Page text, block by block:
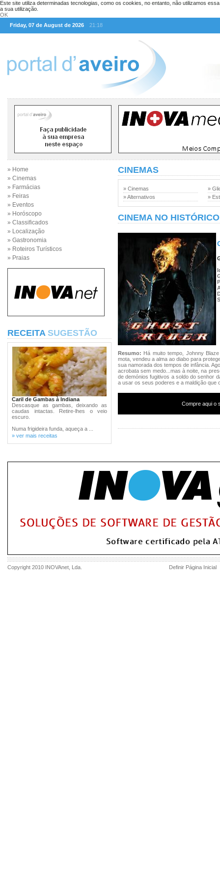
Este site utiliza determinadas tecnologias, como os cookies, no entanto, não utilizamos
a sua utilização.
OK
Friday, 07 de August de 2026
21:18
» Home
» Cinemas
» Farmácias
» Feiras
» Eventos
» Horóscopo
» Classificados
» Localização
» Gastronomia
» Roteiros Turísticos
» Praias
RECEITA SUGESTÃO
Caril de Gambas à Indiana
Descasque as gambas, deixando as
caudas intactas. Retire-lhes o veio
escuro.
Numa frigideira funda, aqueça a ...
» ver mais receitas
CINEMAS
» Cinemas
» Alternativos
»
»
CINEMA NO HISTÓRICO
Resumo: Há muito tempo, Johnny
mota, vendeu a alma ao diabo para
sua namorada dos tempos de infância.
acrobata sem medo...mas à noite, na
de demónios fugitivos a soldo do senhor
a usar os seus poderes e a maldição que
Compre aqui o
Copyright 2010 INOVAnet , Lda. Definir Página Inicial